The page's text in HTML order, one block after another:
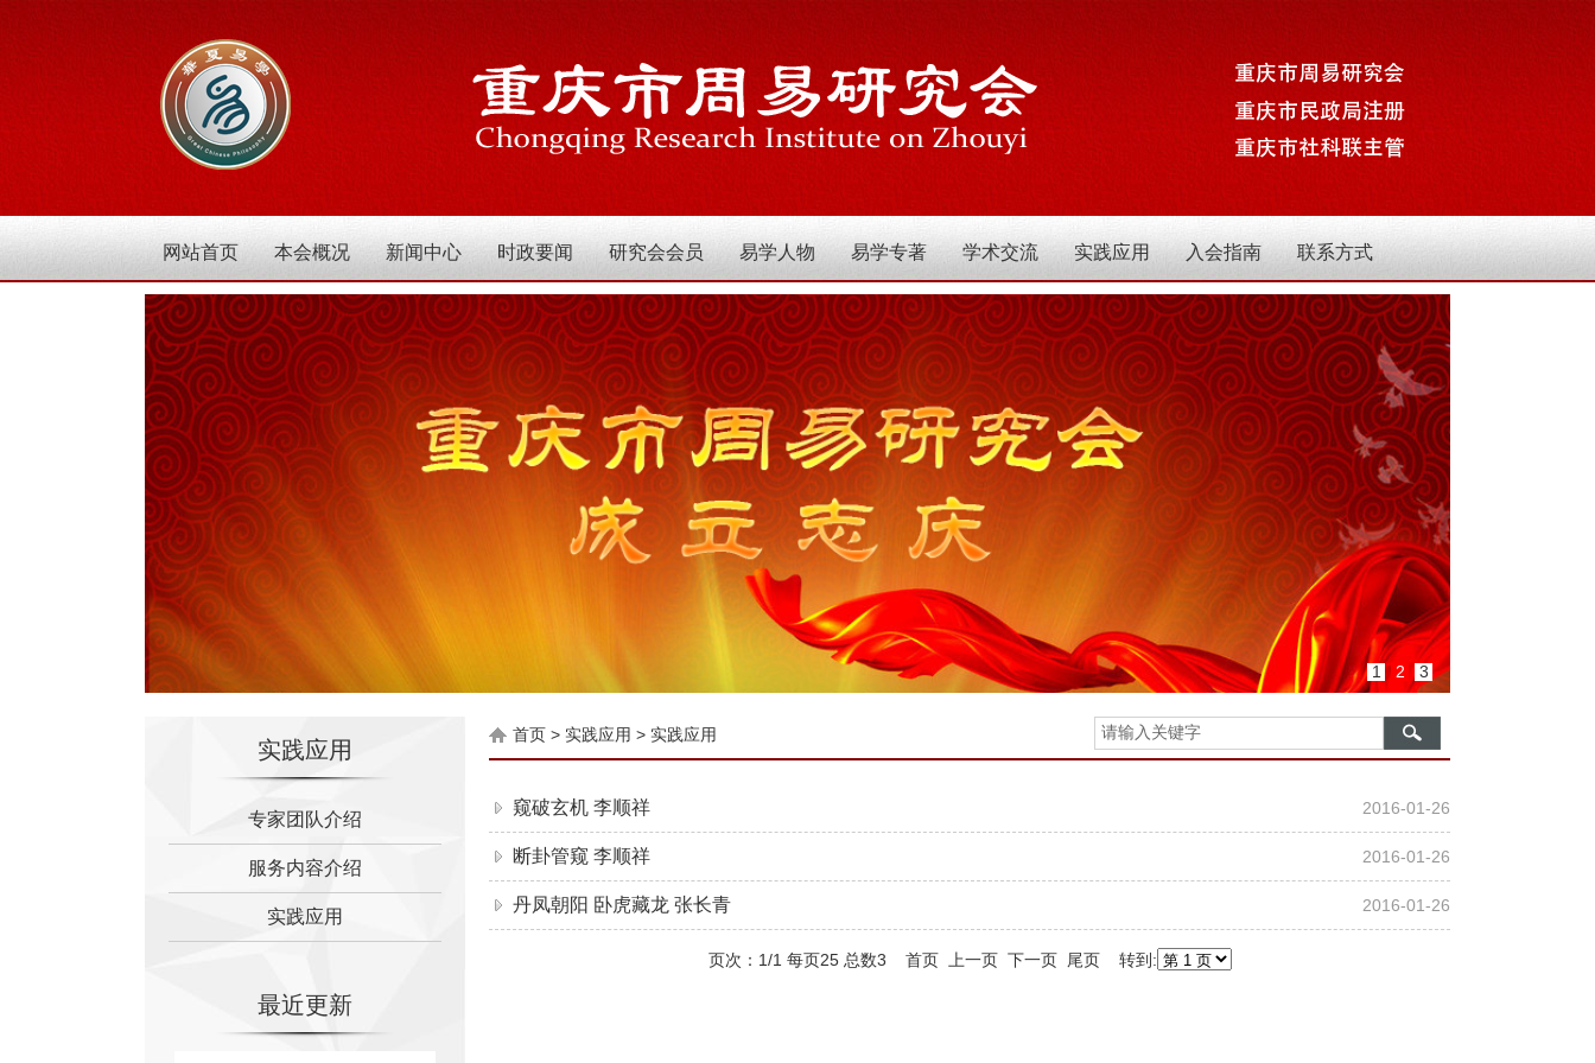
网站首页 本会概况 新闻中心 时政要闻 研究会会员 易学人物 易学专著 学术交流 实践应用 入会指南 联系方式
1 2 3
实践应用
专家团队介绍
服务内容介绍
实践应用
最近更新
首页 > 实践应用 > 实践应用
窥破玄机 李顺祥 2016-01-26
断卦管窥 李顺祥 2016-01-26
丹凤朝阳 卧虎藏龙 张长青 2016-01-26
页次：1/1 每页25 总数3 首页 上一页 下一页 尾页 转到: